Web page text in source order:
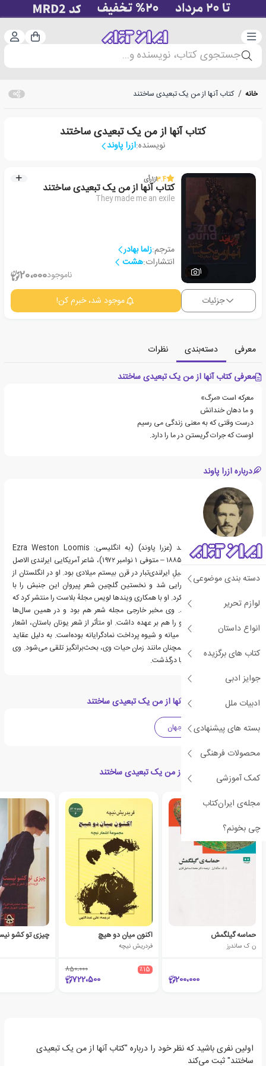
دسته‌بندی سبد
جستجوی کتاب، نویسنده و...
دسته بندی موضوعی
لوازم تحریر
انواع داستان
کتاب های برگزیده
جوایز ادبی
ادبیات ملل
بسته های پیشنهادی
محصولات فرهنگی
کمک آموزشی
مجله‌ی ایران‌کتاب
چی بخونم؟
خانه / کتاب آنها از من یک تبعیدی ساختند
کتاب آنها از من یک تبعیدی ساختند
نویسنده:ازرا پاوند
1
3.4از1رأی
کتاب آنها از من یک تبعیدی ساختند
They made me an exile
مترجم:زلما بهادر
انتشارات:هشت
ناموجود20،000
جزئیات موجود شد، خبرم کن!
معرفی دسته‌بندی
نظرات
معرفی کتاب آنها از من یک تبعیدی ساختند
معرکه است «مرگ»
و ما دهان خندانش
درست وقتی که به معنی زندگی می رسیم
اوست که جرات گریستن در ما را دارد.
درباره ازرا پاوند
ازرا وستون لومیس پاوند (عزرا پاوند) (به انگلیسی: Ezra Weston Loomis
Pound) (متولد ۳۰ اکتبر ۱۸۸۵ – متوفی ۱ نوامبر ۱۹۷۲)، شاعر آمریکایی ایرلندی الاصل
و از خاندانی اشرافی و اصیلِ ایرلندی‌تبار در قرن بیستم میلادی بود. او در انگلستان از
پیشگامان نهضت تصویرگرایی شد و نخستین گلچین شعر پیروان این جنبش را با
عنوان تصویرگرایان منتشر کرد. او با همکاری ویندها لویس مجلهٔ بلاست را منتشر کرد که
ناشر افکار ورتیست‌ها بود. وی مخبر خارجی مجله شعر هم بود و در همین سال‌ها
سردبیری مجلهٔ لیتل ریویو را هم بر عهده داشت. او متأثر از شعر یونان باستان، اشعار
شرقی، ترانه‌های سده‌های میانه و شیوه پرداخت نمادگرایانه بوده‌است. به دلیل عقاید
سیاسی جنجالی، آثار او همچنان مانند زمان حیات وی، بحث‌برانگیز تلقی می‌شود. وی
اهل آیداهو بود و در ایتالیا درگذشت.
دسته بندی های کتاب آنها از من یک تبعیدی ساختند
شعر ادبیات جهان
کتاب های مرتبط با آنها از من یک تبعیدی ساختند
حماسه گیلگمش
ن ک ساندرز
200،000
اکنون میان دو هیچ
فردریش نیچه
٪15 850،000
722،500
چیزی تو کشو
اولین نفری باشید که نظر خود را درباره "کتاب آنها از من یک تبعیدی
ساختند" ثبت می‌کند